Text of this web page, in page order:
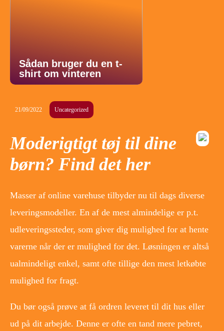
Sådan bruger du en t-
shirt om vinteren
21/09/2022 Uncategorized
Moderigtigt tøj til dine
børn? Find det her
Masser af online varehuse tilbyder nu til dags diverse
leveringsmodeller. En af de mest almindelige er p.t.
udleveringssteder, som giver dig mulighed for at hente
varerne når der er mulighed for det. Løsningen er altså
ualmindeligt enkel, samt ofte tillige den mest letkøbte
mulighed for fragt.
Du bør også prøve at få ordren leveret til dit hus eller
ud på dit arbejde. Denne er ofte en tand mere pebret,